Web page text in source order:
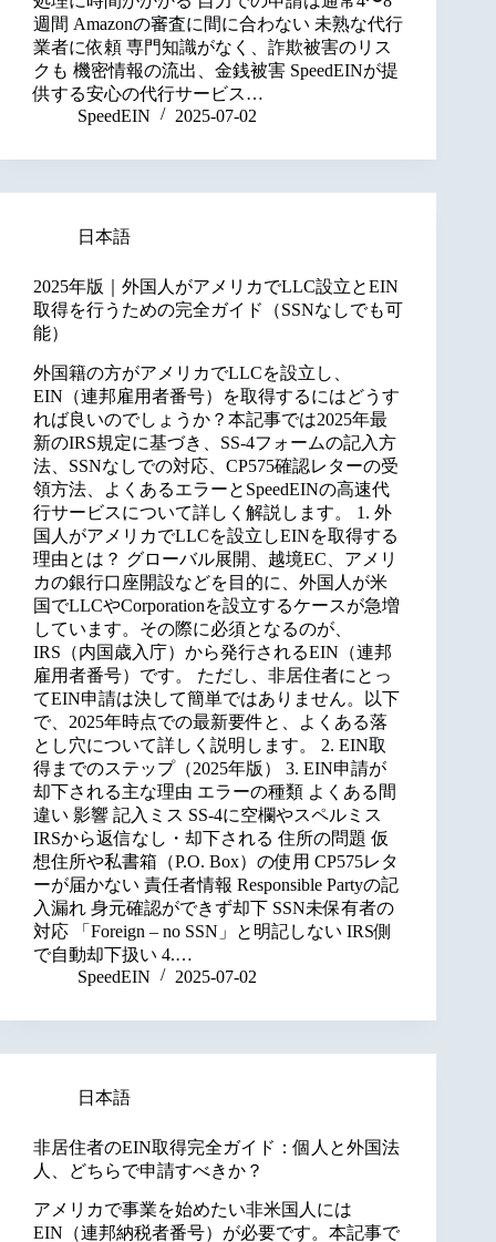
週間 Amazonの審査に間に合わない 未熟な代行
業者に依頼 専門知識がなく、詐欺被害のリス
クも 機密情報の流出、金銭被害 SpeedEINが提
供する安心の代行サービス…
SpeedEIN
2025-07-02
日本語
2025年版｜外国人がアメリカでLLC設立とEIN
取得を行うための完全ガイド（SSNなしでも可
能）
外国籍の方がアメリカでLLCを設立し、
EIN（連邦雇用者番号）を取得するにはどうす
れば良いのでしょうか？本記事では2025年最
新のIRS規定に基づき、SS-4フォームの記入方
法、SSNなしでの対応、CP575確認レターの受
領方法、よくあるエラーとSpeedEINの高速代
行サービスについて詳しく解説します。 1. 外
国人がアメリカでLLCを設立しEINを取得する
理由とは？ グローバル展開、越境EC、アメリ
カの銀行口座開設などを目的に、外国人が米
国でLLCやCorporationを設立するケースが急増
しています。その際に必須となるのが、
IRS（内国歳入庁）から発行されるEIN（連邦
雇用者番号）です。 ただし、非居住者にとっ
てEIN申請は決して簡単ではありません。以下
で、2025年時点での最新要件と、よくある落
とし穴について詳しく説明します。 2. EIN取
得までのステップ（2025年版） 3. EIN申請が
却下される主な理由 エラーの種類 よくある間
違い 影響 記入ミス SS-4に空欄やスペルミス
IRSから返信なし・却下される 住所の問題 仮
想住所や私書箱（P.O. Box）の使用 CP575レタ
ーが届かない 責任者情報 Responsible Partyの記
入漏れ 身元確認ができず却下 SSN未保有者の
対応 「Foreign – no SSN」と明記しない IRS側
で自動却下扱い 4.…
SpeedEIN
2025-07-02
日本語
非居住者のEIN取得完全ガイド：個人と外国法
人、どちらで申請すべきか？
アメリカで事業を始めたい非米国人には
EIN（連邦納税者番号）が必要です。本記事で